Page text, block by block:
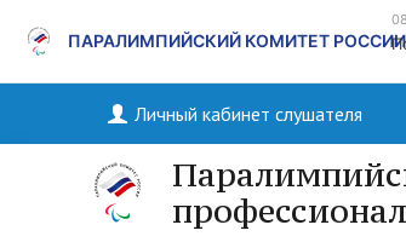
ПАРАЛИМПИЙСКИЙ КОМИТЕТ РОССИИ
Личный кабинет слушателя